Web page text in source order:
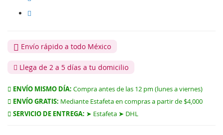
Envío rápido a todo México
Llega de 2 a 5 días a tu domicilio
ENVÍO MISMO DÍA: Compra antes de las 12 pm (lunes a viernes)
ENVÍO GRATIS: Mediante Estafeta en compras a partir de $4,000
SERVICIO DE ENTREGA: ➤ Estafeta ➤ DHL